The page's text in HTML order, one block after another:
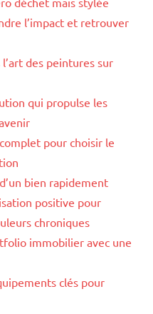
l’impact et retrouver
des peintures sur
qui propulse les
pour choisir le
bien rapidement
positive pour
chroniques
immobilier avec une
clés pour